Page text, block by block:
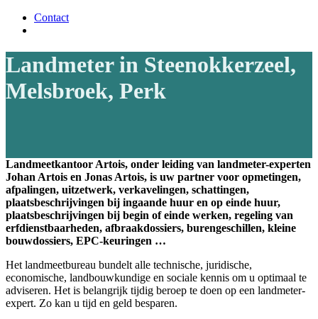
Contact
Landmeter in Steenokkerzeel,
Melsbroek, Perk
Landmeetkantoor Artois, onder leiding van landmeter-experten
Johan Artois en Jonas Artois, is uw partner voor opmetingen,
afpalingen, uitzetwerk, verkavelingen, schattingen,
plaatsbeschrijvingen bij ingaande huur en op einde huur,
plaatsbeschrijvingen bij begin of einde werken, regeling van
erfdienstbaarheden, afbraakdossiers, burengeschillen, kleine
bouwdossiers, EPC-keuringen …
Het landmeetbureau bundelt alle technische, juridische,
economische, landbouwkundige en sociale kennis om u optimaal te
adviseren. Het is belangrijk tijdig beroep te doen op een landmeter-
expert. Zo kan u tijd en geld besparen.